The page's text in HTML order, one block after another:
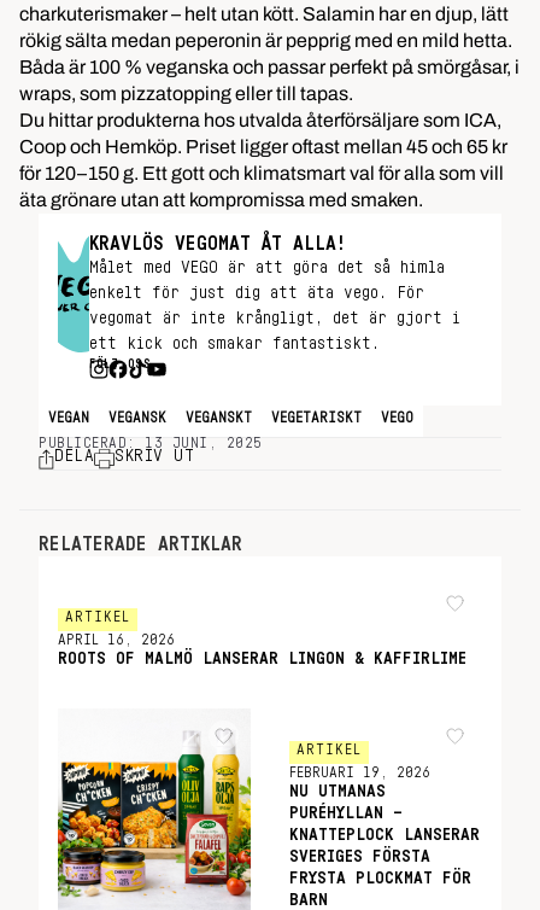
charkuterismaker – helt utan kött. Salamin har en djup, lätt
rökig sälta medan peperonin är pepprig med en mild hetta.
Båda är 100 % veganska och passar perfekt på smörgåsar, i
wraps, som pizzatopping eller till tapas.
Du hittar produkterna hos utvalda återförsäljare som ICA,
Coop och Hemköp. Priset ligger oftast mellan 45 och 65 kr
för 120–150 g. Ett gott och klimatsmart val för alla som vill
äta grönare utan att kompromissa med smaken.
KRAVLÖS VEGOMAT ÅT ALLA!
Målet med VEGO är att göra det så himla
enkelt för just dig att äta vego. För
vegomat är inte krångligt, det är gjort i
ett kick och smakar fantastiskt.
FÖLJ OSS
VEGAN VEGANSK VEGANSKT VEGETARISKT
VEGO
PUBLICERAD: 13 JUNI, 2025
DELA SKRIV UT
RELATERADE ARTIKLAR
ARTIKEL
APRIL 16, 2026
ROOTS OF MALMÖ LANSERAR LINGON & KAFFIRLIME
ARTIKEL
FEBRUARI 19, 2026
NU UTMANAS
PURÉHYLLAN –
KNATTEPLOCK LANSERAR
SVERIGES FÖRSTA
FRYSTA PLOCKMAT FÖR
BARN